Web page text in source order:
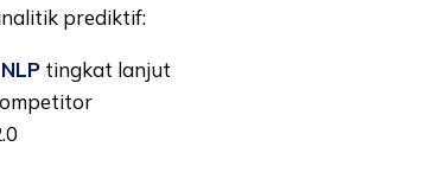
prediktif:
NLP tingkat lanjut